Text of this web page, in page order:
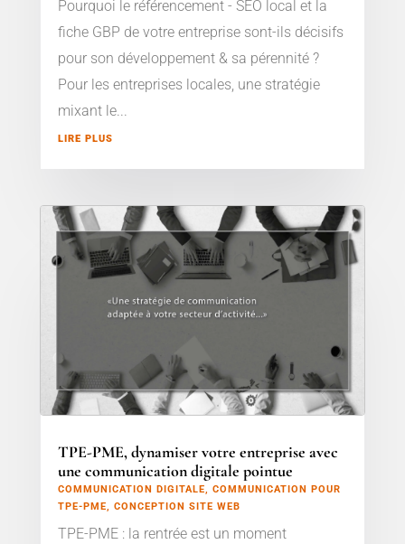
Pourquoi le référencement - SEO local et la
fiche GBP de votre entreprise sont-ils décisifs
pour son développement & sa pérennité ?
Pour les entreprises locales, une stratégie
mixant le...
LIRE PLUS
TPE-PME, dynamiser votre entreprise avec
une communication digitale pointue
COMMUNICATION DIGITALE, COMMUNICATION POUR
TPE-PME, CONCEPTION SITE WEB
TPE-PME : la rentrée est un moment